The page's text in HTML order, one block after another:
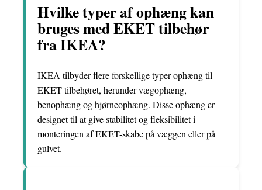
Hvilke typer af ophæng kan
bruges med EKET tilbehør
fra IKEA?
IKEA tilbyder flere forskellige typer ophæng til
EKET tilbehøret, herunder vægophæng,
benophæng og hjørneophæng. Disse ophæng er
designet til at give stabilitet og fleksibilitet i
monteringen af EKET-skabe på væggen eller på
gulvet.